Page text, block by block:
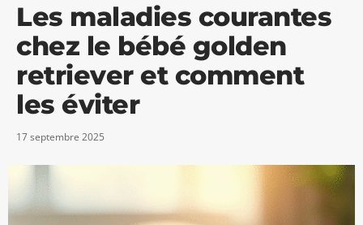
Les maladies courantes
chez le bébé golden
retriever et comment
les éviter
17 septembre 2025